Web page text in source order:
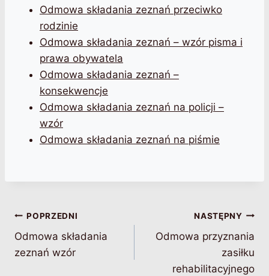
Odmowa składania zeznań przeciwko
rodzinie
Odmowa składania zeznań – wzór pisma i
prawa obywatela
Odmowa składania zeznań –
konsekwencje
Odmowa składania zeznań na policji –
wzór
Odmowa składania zeznań na piśmie
Nawigacja
wpisu
POPRZEDNI
Odmowa składania
zeznań wzór
NASTĘPNY
Odmowa przyznania
zasiłku
rehabilitacyjnego